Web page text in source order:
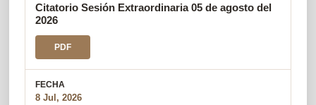
Citatorio Sesión Extraordinaria 05 de agosto del
2026
PDF
8 Jul, 2026